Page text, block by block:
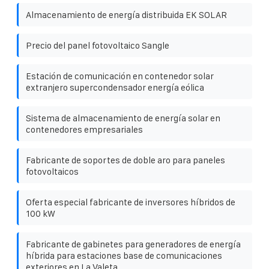
Almacenamiento de energía distribuida EK SOLAR
Precio del panel fotovoltaico Sangle
Estación de comunicación en contenedor solar
extranjero supercondensador energía eólica
Sistema de almacenamiento de energía solar en
contenedores empresariales
Fabricante de soportes de doble aro para paneles
fotovoltaicos
Oferta especial fabricante de inversores híbridos de
100 kW
Fabricante de gabinetes para generadores de energía
híbrida para estaciones base de comunicaciones
exteriores en La Valeta